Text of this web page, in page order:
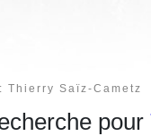
Thierry Saïz-Cametz
pour